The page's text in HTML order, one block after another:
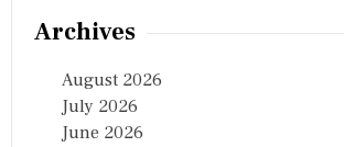
Archives
August 2026
July 2026
June 2026